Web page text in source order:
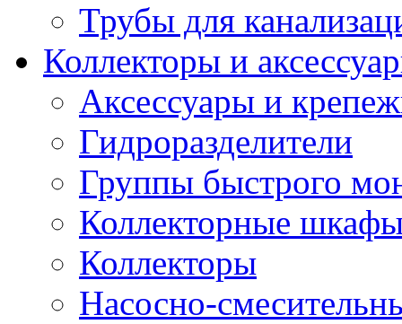
Трубы для
Коллекторы и
Аксессуары и
Гидроразделители
Группы быстрого
Коллекторные
Коллекторы
Насосно-